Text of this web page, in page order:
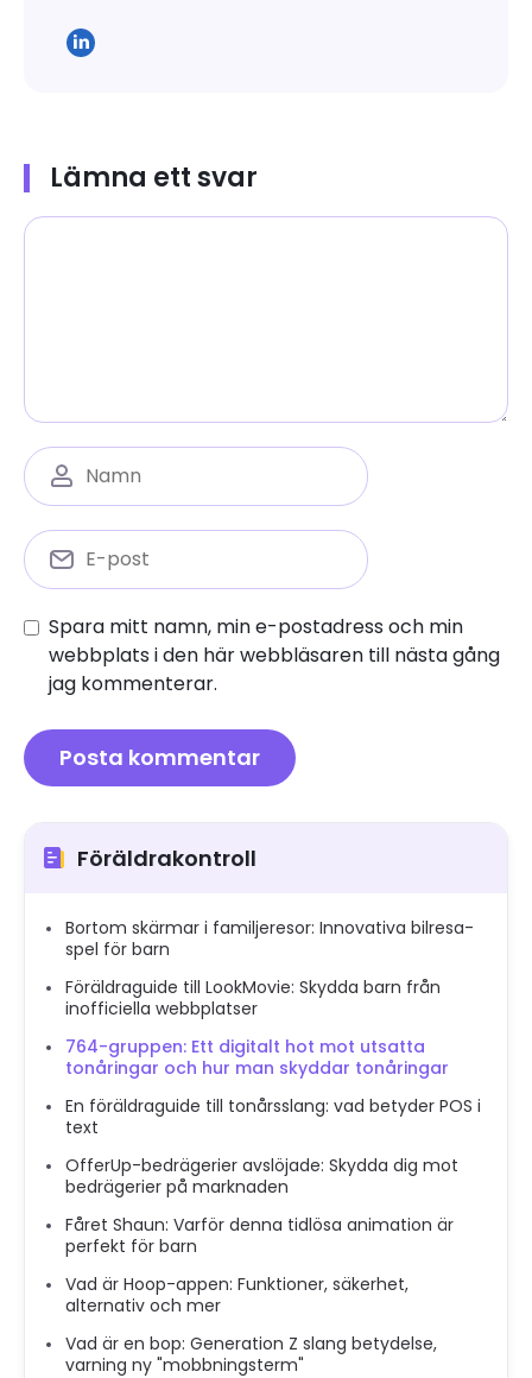
Lämna ett svar
Spara mitt namn, min e-postadress och min
webbplats i den här webbläsaren till nästa gång
jag kommenterar.
Föräldrakontroll
Bortom skärmar i familjeresor: Innovativa bilresa-
spel för barn
Föräldraguide till LookMovie: Skydda barn från
inofficiella webbplatser
764-gruppen: Ett digitalt hot mot utsatta
tonåringar och hur man skyddar tonåringar
En föräldraguide till tonårsslang: vad betyder POS i
text
OfferUp-bedrägerier avslöjade: Skydda dig mot
bedrägerier på marknaden
Fåret Shaun: Varför denna tidlösa animation är
perfekt för barn
Vad är Hoop-appen: Funktioner, säkerhet,
alternativ och mer
Vad är en bop: Generation Z slang betydelse,
varning ny "mobbningsterm"